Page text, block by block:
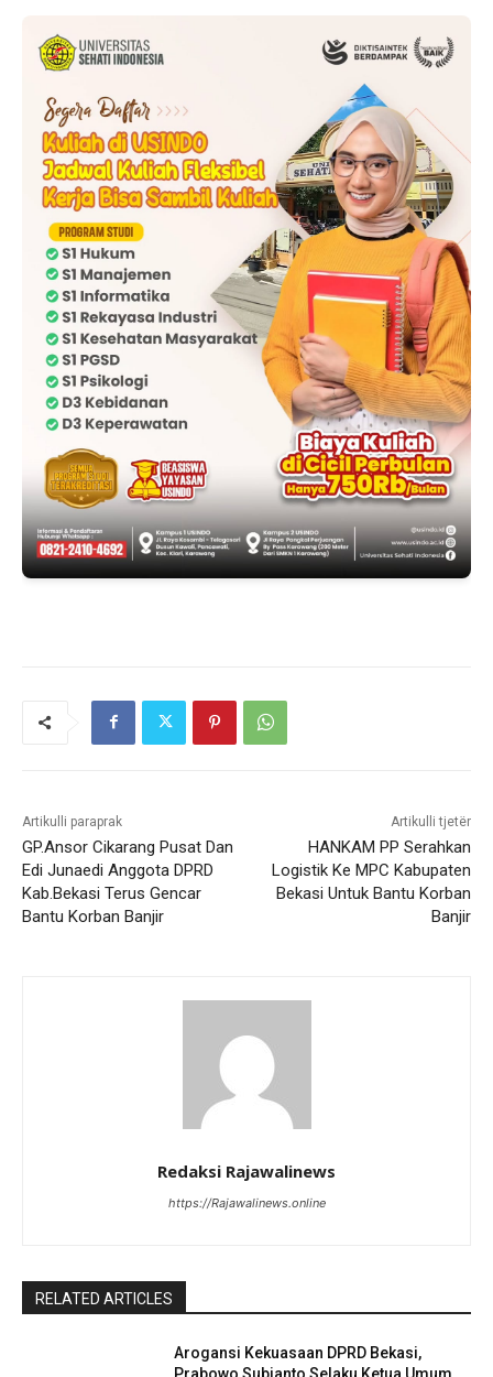
Artikulli paraprak
GP.Ansor Cikarang Pusat Dan
Edi Junaedi Anggota DPRD
Kab.Bekasi Terus Gencar
Bantu Korban Banjir
Artikulli tjetër
HANKAM PP Serahkan
Logistik Ke MPC Kabupaten
Bekasi Untuk Bantu Korban
Banjir
Redaksi Rajawalinews
https://Rajawalinews.online
RELATED ARTICLES
Arogansi Kekuasaan DPRD Bekasi,
Prabowo Subianto Selaku Ketua Umum